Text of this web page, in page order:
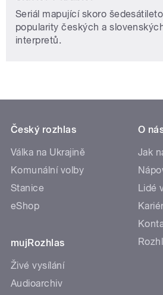
Seriál mapující skoro
popularity českých a
interpretů.
Český rozhlas
Válka na Ukrajině
Komunální volby
Stanice
eShop
mujRozhlas
Živé vysílání
Audioarchiv
O
Jak
Lidé